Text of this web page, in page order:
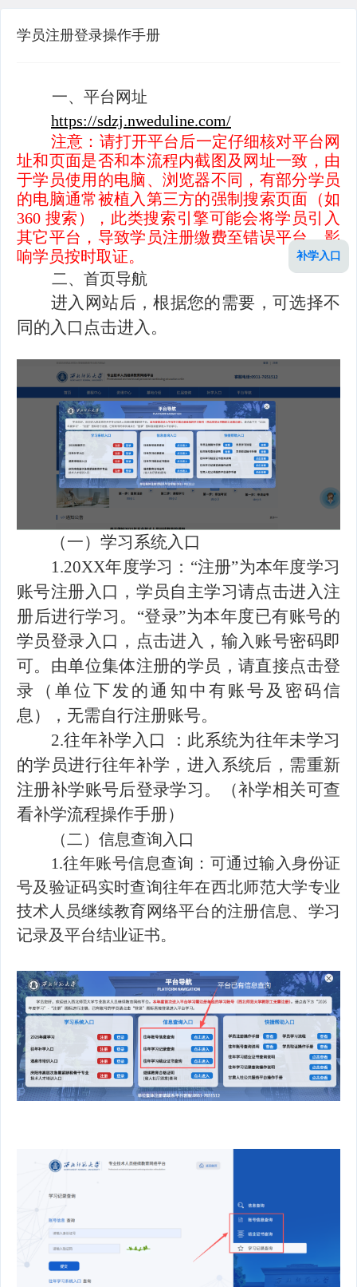
学员注册登录操作手册
一、平台网址
https://sdzj.nweduline.com/
注意：请打开平台后一定仔细核对平台网
址和页面是否和本流程内截图及网址一致，由
于学员使用的电脑、浏览器不同，有部分学员
的电脑通常被植入第三方的强制搜索页面（如
360 搜索），此类搜索引擎可能会将学员引入
其它平台，导致学员注册缴费至错误平台，影
响学员按时取证。
二、首页导航
进入网站后，根据您的需要，可选择不
同的入口点击进入。
（一）学习系统入口
1.20XX年度学习：“注册”为本年度学习
账号注册入口，学员自主学习请点击进入注
册后进行学习。“登录”为本年度已有账号的
学员登录入口，点击进入，输入账号密码即
可。由单位集体注册的学员，请直接点击登
录（单位下发的通知中有账号及密码信
息），无需自行注册账号。
2.往年补学入口 ：此系统为往年未学习
的学员进行往年补学，进入系统后，需重新
注册补学账号后登录学习。（补学相关可查
看补学流程操作手册）
（二）信息查询入口
1.往年账号信息查询：可通过输入身份证
号及验证码实时查询往年在西北师范大学专业
技术人员继续教育网络平台的注册信息、学习
记录及平台结业证书。
补学入口